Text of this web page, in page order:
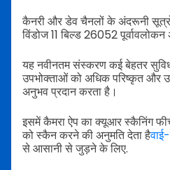
कैनरी और डेव चैनलों के अंदरूनी
विंडोज 11 बिल्ड 26052
यह नवीनतम संस्करण कई बेहतर
उपभोक्ताओं को अधिक परिष्कृत और
अनुभव प्रदान करता है।
इसमें कैमरा ऐप का क्यूआर स्कैनिंग
को स्कैन करने की अनुमति देता है
से आसानी से जुड़ने के लिए.